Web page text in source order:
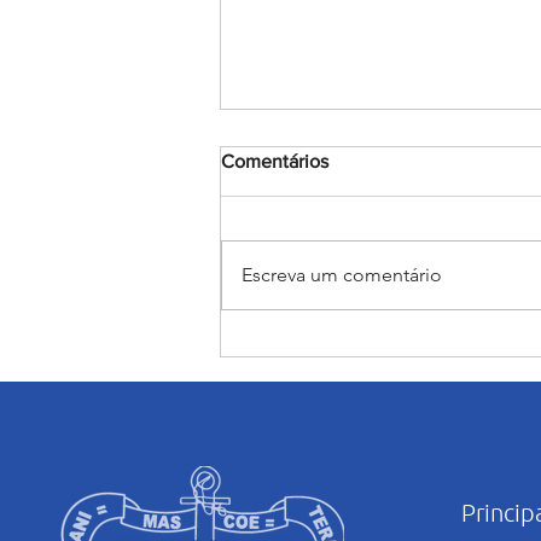
Comentários
Escreva um comentário